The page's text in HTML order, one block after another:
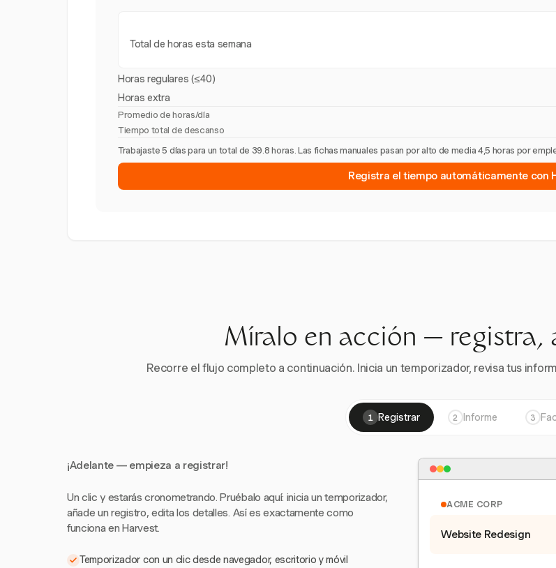
Total de horas esta semana
Horas regulares (≤40)
Horas extra
Promedio de horas/día
Tiempo total de descanso
Trabajaste 5 días para un total de 39.8 horas. Las fichas manuales pasan por alto de media 4,5 horas por
Registra el tiempo automáticamente con
Míralo en acción — registra,
Recorre el flujo completo a continuación. Inicia un temporizador, revisa tus
1 Registrar 2 Informe 3
¡Adelante — empieza a registrar!
Un clic y estarás cronometrando. Pruébalo aquí: inicia un temporizador,
añade un registro, edita los detalles. Así es exactamente como
funciona en Harvest.
Temporizador con un clic desde navegador, escritorio y móvil
ACME CORP
Website Redesign